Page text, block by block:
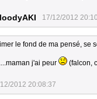
17/12/2012
le fond de ma pensé, se
j'ai peur (falcon,
2012 20:08:37